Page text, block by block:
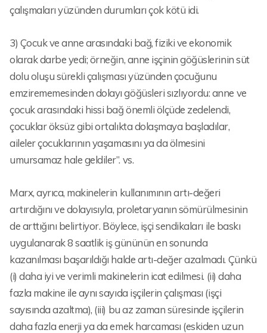
çalışmaları yüzünden durumları çok kötü idi.
3) Çocuk ve anne arasındaki bağ, fiziki ve ekonomik
olarak darbe yedi; örneğin, anne işçinin göğüslerinin süt
dolu oluşu sürekli çalışması yüzünden çocuğunu
emzirememesinden dolayı göğüsleri sızlıyordu: anne ve
çocuk arasındaki hissi bağ önemli ölçüde zedelendi,
çocuklar öksüz gibi ortalıkta dolaşmaya başladılar,
aileler çocuklarının yaşamasını ya da ölmesini
umursamaz hale geldiler”. vs.
Marx, ayrıca, makinelerin kullanımının artı-değeri
artırdığını ve dolayısıyla, proletaryanın sömürülmesinin
de arttığını belirtiyor. Böylece, işçi sendikaları ile baskı
uygulanarak 8 saatlik iş gününün en sonunda
kazanılması başarıldığı halde artı-değer azalmadı. Çünkü
(i) daha iyi ve verimli makinelerin icat edilmesi. (ii) daha
fazla makine ile aynı sayıda işçilerin çalışması (işçi
sayısında azaltma), (iii) bu az zaman süresinde işçilerin
daha fazla enerji ya da emek harcaması (eskiden uzun